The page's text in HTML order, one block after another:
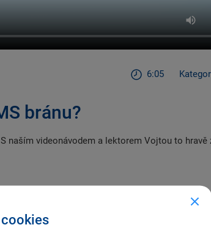
6:05
bránu?
naším videonávodem a lektorem Vojtou to hravě